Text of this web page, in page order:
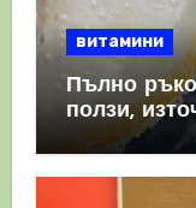
витамини
Пълно
ползи,
имунната